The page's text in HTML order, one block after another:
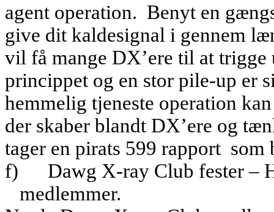
agent operation. Benyt en
give dit kaldesignal i gennem
vil få mange DX’ere til at
princippet og en stor pile-up er
hemmelig tjeneste operation
der skaber blandt DX’ere og
tager en pirats 599 rapport som
f)
Dawg X-ray Club fester –
medlemmer.